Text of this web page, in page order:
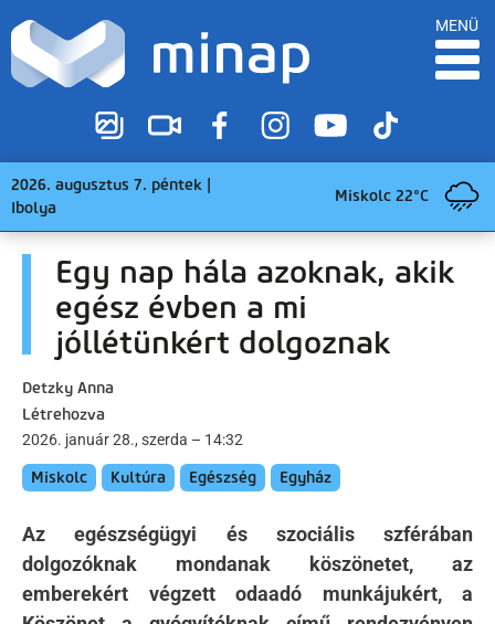
MENÜ
2026. augusztus 7. péntek |
Ibolya
Miskolc 22°C
Egy nap hála azoknak, akik
egész évben a mi
jóllétünkért dolgoznak
Detzky Anna
Létrehozva
2026. január 28., szerda – 14:32
Miskolc Kultúra Egészség Egyház
Az egészségügyi és szociális szférában
dolgozóknak mondanak köszönetet, az
emberekért végzett odaadó munkájukért, a